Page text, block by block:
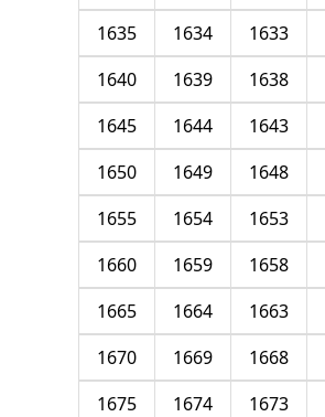
1633
1634
1635
1638
1639
1640
1643
1644
1645
1648
1649
1650
1653
1654
1655
1658
1659
1660
1663
1664
1665
1668
1669
1670
1673
1674
1675